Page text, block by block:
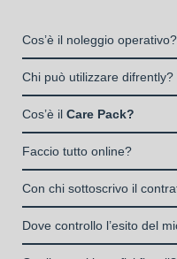
Cos’è il noleggio operativo?
Il noleggio, o
alla propria attività a
Chi può utilizzare difrently?
Liberi
Società di
Enti e Associazioni
I privati consumatori
Cos’è il Care Pack?
Il Care Pack è
stipulata da Grenke
noleggio B2B con cui
dei beni e con
Faccio tutto online?
Si, puoi scegliere sul sito
Con chi sottoscrivo il
Il contratto di locazione
Dove controllo l’esito del
Una volta fatto login vai